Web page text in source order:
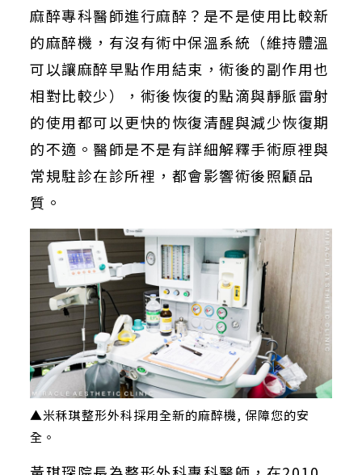
麻醉專科醫師進行麻醉？是不是使用比較新
的麻醉機，有沒有術中保溫系統（維持體溫
可以讓麻醉早點作用結束，術後的副作用也
相對比較少），術後恢復的點滴與靜脈雷射
的使用都可以更快的恢復清醒與減少恢復期
的不適。醫師是不是有詳細解釋手術原裡與
常規駐診在診所裡，都會影響術後照顧品
質。
▲米秝琪整形外科採用全新的麻醉機, 保障您的安
全。